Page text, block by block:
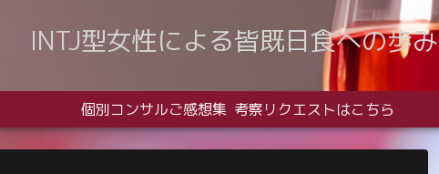
INTJ型女性による皆既日食への歩み
個別コンサルご感想集 考察リクエストはこちら